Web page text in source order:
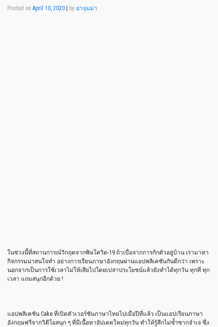
Posted on April 10, 2020 by อาจุมม่า
ในช่วงนี้ที่สถานการณ์วิกฤตจากพิษโควิด-19 ถ้าเบื่อจากการกักตัวอยู่บ้าน เรามาหา
กิจกรรมน่าสนใจทำ อย่างการเรียนภาษาอังกฤษผ่านแอปพลิเคชันกันดีกว่า เพราะ
นอกจากเป็นการใช้เวลาไม่ให้เสียไปโดยเปล่าประโยชน์แล้วยังทำได้ทุกวัน ทุกที่ ทุก
เวลา แถมสนุกอีกด้วย !
แอปพลิเคชัน Cake ที่เปิดตัวเวอร์ชันภาษาไทยไปเมื่อปีที่แล้ว เป็นแอปเรียนภาษา
อังกฤษฟรีจากวิดีโอสนุก ๆ ที่มีเนื้อหาอัปเดตใหม่ทุกวัน ทำให้รู้สึกไม่ซ้ำซากจำเจ ซึ่ง